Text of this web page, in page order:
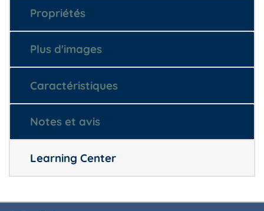
Propriétés
Plus d'images
Caractéristiques
Notes et avis
Learning Center